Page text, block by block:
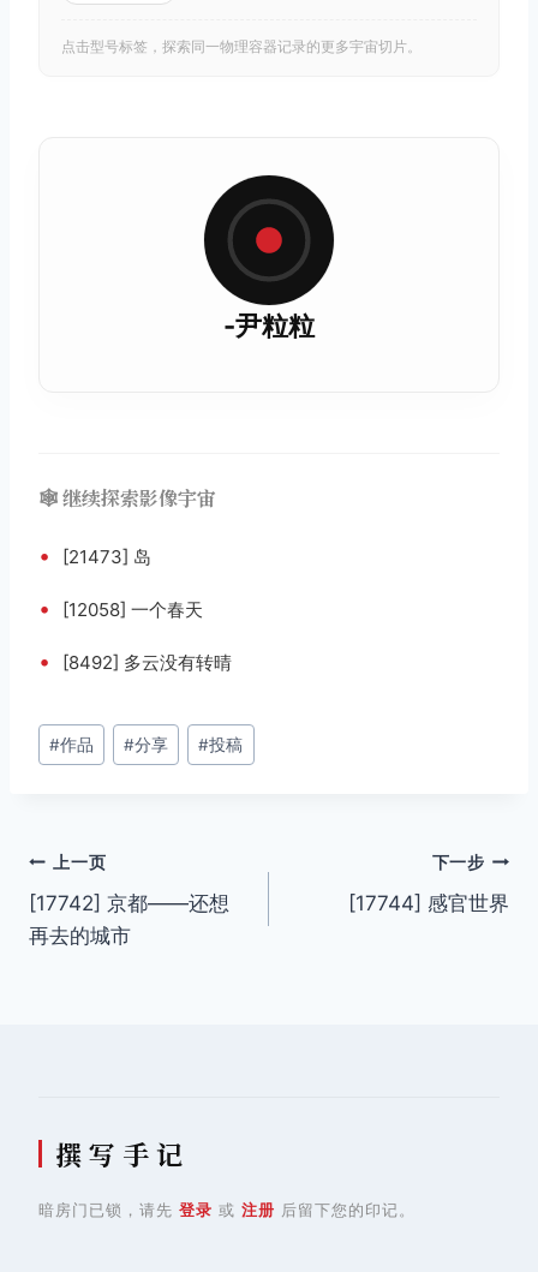
点击型号标签，探索同一物理容器记录的更多宇宙切片。
-尹粒粒
🕸️ 继续探索影像宇宙
• [21473] 岛
• [12058] 一个春天
• [8492] 多云没有转晴
文
章
#作品 #分享 #投稿
文
章
上一页
[17742] 京都——还想
再去的城市
下一步
[17744] 感官世界
撰 写 手 记
暗房门已锁，请先 登录 或 注册 后留下您的印记。